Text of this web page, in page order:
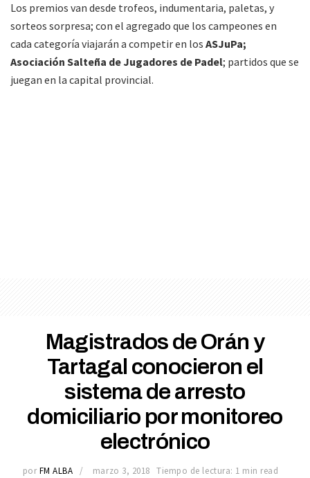
Los premios van desde trofeos, indumentaria, paletas, y
sorteos sorpresa; con el agregado que los campeones en
cada categoría viajarán a competir en los ASJuPa;
Asociación Salteña de Jugadores de Padel; partidos que se
juegan en la capital provincial.
Magistrados de Orán y
Tartagal conocieron el
sistema de arresto
domiciliario por monitoreo
electrónico
por FM ALBA marzo 3, 2018 Tiempo de lectura: 1 min read